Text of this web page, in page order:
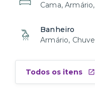
Cama,
Banheiro
Armário,
Todos os itens